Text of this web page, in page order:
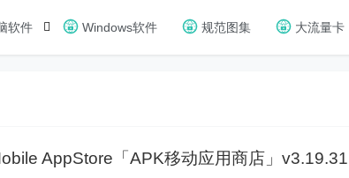
软件 Windows软件 规范图集 大流量卡
AppStore「APK移动应用商店」